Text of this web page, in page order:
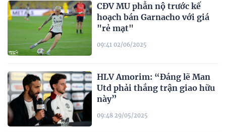
CĐV MU phẫn nộ trước kế
hoạch bán Garnacho với giá
"rẻ mạt"
09:41 02/06/2025
HLV Amorim: “Đáng lẽ Man
Utd phải thắng trận giao hữu
này”
09:48 29/05/2025